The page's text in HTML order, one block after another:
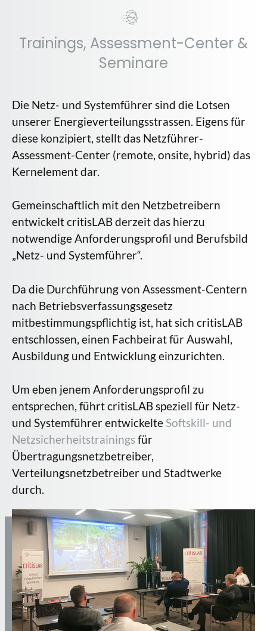
Trainings, Assessment-Center &
Seminare
Die Netz- und Systemführer sind die Lotsen
unserer Energieverteilungsstrassen. Eigens für
diese konzipiert, stellt das Netzführer-
Assessment-Center (remote, onsite, hybrid) das
Kernelement dar.
Gemeinschaftlich mit den Netzbetreibern
entwickelt critisLAB derzeit das hierzu
notwendige Anforderungsprofil und Berufsbild
„Netz- und Systemführer“.
Da die Durchführung von Assessment-Centern
nach Betriebsverfassungsgesetz
mitbestimmungspflichtig ist, hat sich critisLAB
entschlossen, einen Fachbeirat für Auswahl,
Ausbildung und Entwicklung einzurichten.
Um eben jenem Anforderungsprofil zu
entsprechen, führt critisLAB speziell für Netz-
und Systemführer entwickelte Softskill- und
Netzsicherheitstrainingsfür
Übertragungsnetzbetreiber,
Verteilungsnetzbetreiber und Stadtwerke
durch.